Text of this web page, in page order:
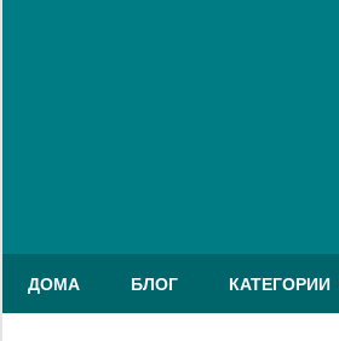
ДОМА БЛОГ КАТЕГОРИИ